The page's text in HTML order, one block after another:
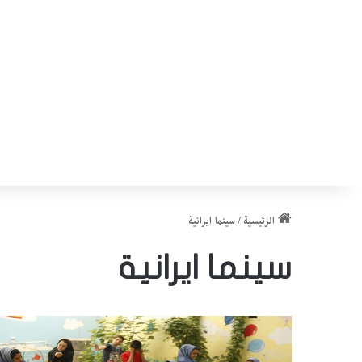
الرئيسية /سينما ايرانية
سينما ايرانية